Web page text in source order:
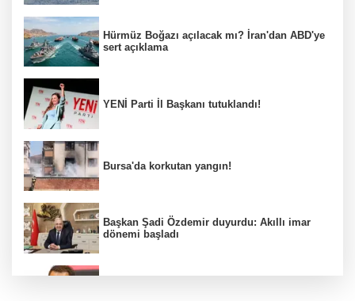
Hürmüz Boğazı açılacak mı? İran'dan ABD'ye
sert açıklama
YENİ Parti İl Başkanı tutuklandı!
Bursa'da korkutan yangın!
Başkan Şadi Özdemir duyurdu: Akıllı imar
dönemi başladı